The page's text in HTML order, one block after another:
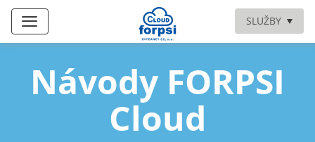
SLUŽBY
Návody FORPSI
Cloud